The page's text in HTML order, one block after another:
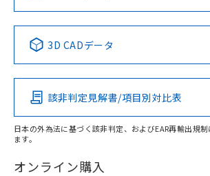
Pb Hg Cd
O
在庫等で未対応品が混在する可能性があ
3D CADデータ
該非判定見解書/項目別対比表
日本の外為法に基づく該非判定、およびEAR再輸出規
ます。
オンライン購入